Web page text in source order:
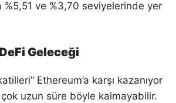
%5,51 ve %3,70 seviyelerinde yer
Geleceği
Ethereum’a karşı kazanıyor
uzun süre böyle kalmayabilir.